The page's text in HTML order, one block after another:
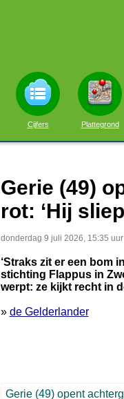
Cijfers Plattegrond
Gerie (49)
rot: ‘Hij
donderdag 9 juli 2026, 15:35 uur
‘Straks zit er een bom
stichting Flappus in
werpt: ze kijkt recht in
» de Gelderlander
Gerie (49) opent